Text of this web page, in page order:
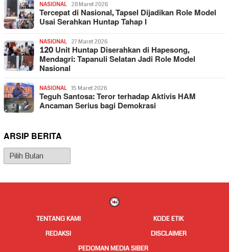
NASIONAL 28 Maret 2026
Tercepat di Nasional, Tapsel Dijadikan Role Model
Usai Serahkan Huntap Tahap I
NASIONAL 27 Maret 2026
120 Unit Huntap Diserahkan di Hapesong,
Mendagri: Tapanuli Selatan Jadi Role Model
Nasional
NASIONAL 15 Maret 2026
Teguh Santosa: Teror terhadap Aktivis HAM
Ancaman Serius bagi Demokrasi
ARSIP BERITA
Arsip
Berita
TENTANG KAMI
KODE ETIK
REDAKSI
DISCLAIMER
PEDOMAN MEDIA SIBER